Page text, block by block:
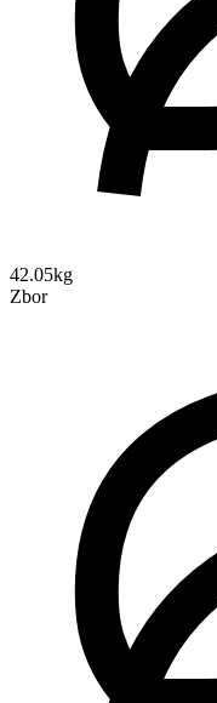
42.05kg
Zbor